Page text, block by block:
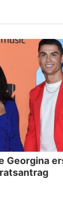
Georgina